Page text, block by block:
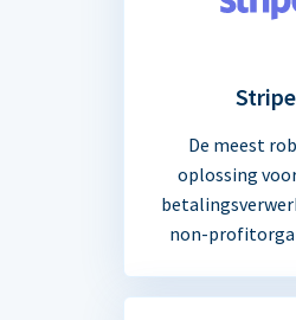
Stripe
De meest
oplossing
non-